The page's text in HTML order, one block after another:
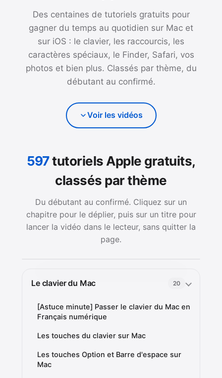
Des centaines de tutoriels gratuits pour
gagner du temps au quotidien sur Mac et
sur iOS : le clavier, les raccourcis, les
caractères spéciaux, le Finder, Safari, vos
photos et bien plus. Classés par thème, du
débutant au confirmé.
Voir les vidéos
597tutoriels Apple gratuits,
classés par thème
Du débutant au confirmé. Cliquez sur un
chapitre pour le déplier, puis sur un titre pour
lancer la vidéo dans le lecteur, sans quitter la
page.
Le clavier du Mac 20
[Astuce minute] Passer le clavier du Mac en
Français numérique
Les touches du clavier sur Mac
Les touches Option et Barre d'espace sur
Mac